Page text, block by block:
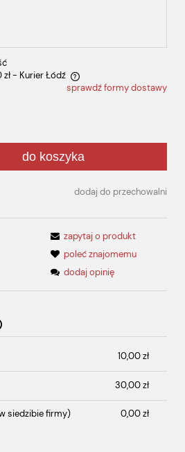
- Kurier Łódź
kosztów płatności
sprawdź formy dostawy
do koszyka
dodaj do przechowalni
zapytaj o produkt
poleć znajomemu
dodaj opinię
kosztów płatności
10,00 zł
30,00 zł
siedzibie firmy) 0,00 zł